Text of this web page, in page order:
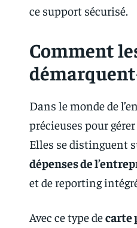
ce support sécurisé.
Comment
Dans le monde de
précieuses pour
Elles se distinguent
dépenses de
et de reporting
Avec ce type decarte